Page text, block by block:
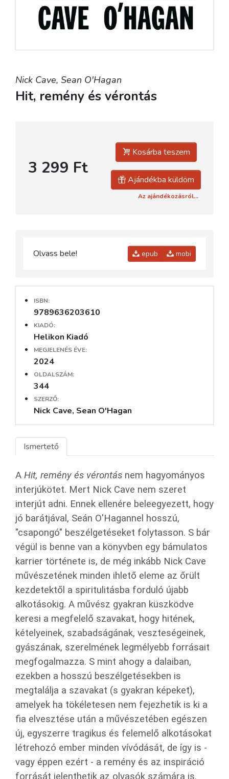
Nick Cave, Sean O'Hagan
Hit, remény és vérontás
3 299 Ft
Kosárba teszem
Ajándékba küldöm
Az ajándékozásról...
Olvass bele! epub mobi
ISBN:
9789636203610
KIADÓ:
Helikon Kiadó
MEGJELENÉS ÉVE:
2024
OLDALSZÁM:
344
SZERZŐ:
Nick Cave, Sean O'Hagan
Ismertető
A Hit, remény és vérontás nem hagyományos
interjúkötet. Mert Nick Cave nem szeret
interjút adni. Ennek ellenére beleegyezett, hogy
jó barátjával, Seán O'Hagannel hosszú,
"csapongó" beszélgetéseket folytasson. S bár
végül is benne van a könyvben egy bámulatos
karrier története is, de még inkább Nick Cave
művészetének minden ihlető eleme az őrült
kezdetektől a spiritulitásba forduló újabb
alkotásokig. A művész gyakran küszködve
keresi a megfelelő szavakat, hogy hitének,
kételyeinek, szabadságának, veszteségeinek,
gyászának, szerelmének legmélyebb forrásait
megfogalmazza. S mint ahogy a dalaiban,
ezekben a hosszú beszélgetésekben is
megtalálja a szavakat (s gyakran képeket),
amelyek ha tökéletesen nem fejezhetik is ki a
fia elvesztése után a művészetében egészen
új, egyszerre tragikus és felemelő alkotásokat
létrehozó ember minden vívódását, de így is -
vagy éppen ezért - a remény és az inspiráció
forrását jelenthetik az olvasók számára is.